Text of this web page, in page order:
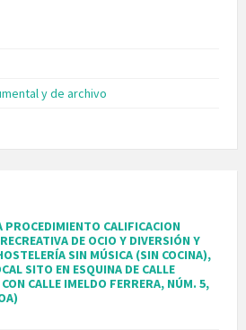
y de archivo
CALIFICACION
DE OCIO Y DIVERSIÓN Y
SIN MÚSICA (SIN COCINA),
SITO EN ESQUINA DE CALLE
CALLE IMELDO FERRERA, NÚM. 5,